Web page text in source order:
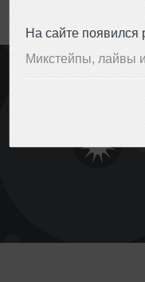
На сайте появился
Микстейпы, лайвы